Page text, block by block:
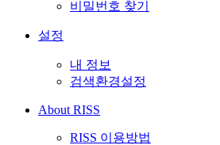
비밀번호 찾기
설정
내 정보
검색환경설정
About RISS
RISS 이용방법